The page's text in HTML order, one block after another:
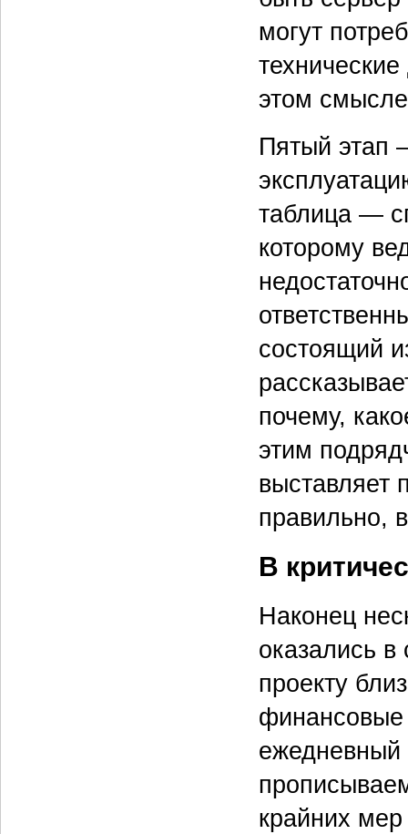
могут
этом
Пятый этап
таблица —
которому
состоящий
почему,
этим
выставляет
правильно,
В
Наконец
оказались
проекту
финансовые
крайних